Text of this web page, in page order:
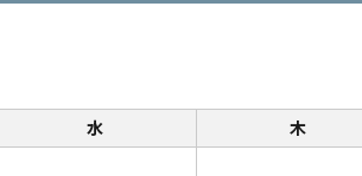
水 木